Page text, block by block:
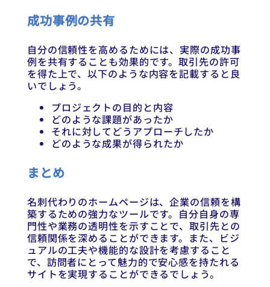
成功事例の共有
自分の信頼性を高めるためには、実際の成功事
例を共有することも効果的です。取引先の許可
を得た上で、以下のような内容を記載すると良
いでしょう。
プロジェクトの目的と内容
どのような課題があったか
それに対してどうアプローチしたか
どのような成果が得られたか
まとめ
名刺代わりのホームページは、企業の信頼を構
築するための強力なツールです。自分自身の専
門性や業務の透明性を示すことで、取引先との
信頼関係を深めることができます。また、ビジ
ュアルの工夫や機能的な設計を考慮すること
で、訪問者にとって魅力的で安心感を持たれる
サイトを実現することができるでしょう。